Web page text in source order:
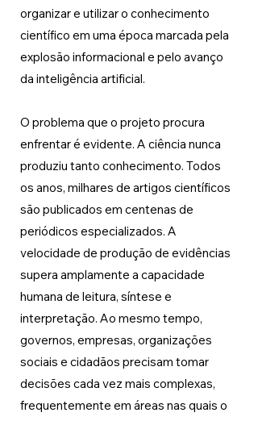
organizar e utilizar o conhecimento
científico em uma época marcada pela
explosão informacional e pelo avanço
da inteligência artificial.
O problema que o projeto procura
enfrentar é evidente. A ciência nunca
produziu tanto conhecimento. Todos
os anos, milhares de artigos científicos
são publicados em centenas de
periódicos especializados. A
velocidade de produção de evidências
supera amplamente a capacidade
humana de leitura, síntese e
interpretação. Ao mesmo tempo,
governos, empresas, organizações
sociais e cidadãos precisam tomar
decisões cada vez mais complexas,
frequentemente em áreas nas quais o